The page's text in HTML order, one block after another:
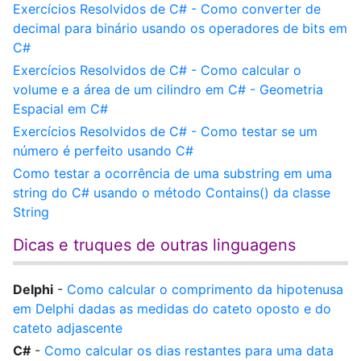
Exercícios Resolvidos de C# - Como converter de
decimal para binário usando os operadores de bits em
C#
Exercícios Resolvidos de C# - Como calcular o
volume e a área de um cilindro em C# - Geometria
Espacial em C#
Exercícios Resolvidos de C# - Como testar se um
número é perfeito usando C#
Como testar a ocorrência de uma substring em uma
string do C# usando o método Contains() da classe
String
Dicas e truques de outras linguagens
Delphi - Como calcular o comprimento da hipotenusa
em Delphi dadas as medidas do cateto oposto e do
cateto adjascente
C# - Como calcular os dias restantes para uma data